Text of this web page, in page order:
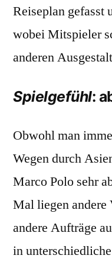
Reiseplan gefasst
wobei Mitspieler
anderen
Spielgefühl:
Obwohl man
Wegen durch
Marco Polo sehr
Mal liegen
andere Aufträge
in